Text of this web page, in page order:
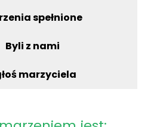
spełnione
Byli z nami
marzyciela